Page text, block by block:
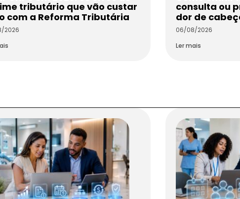
tributário que vão custar
com a Reforma Tributária
2026
consulta ou
dor de
06/08/2026
Ler mais